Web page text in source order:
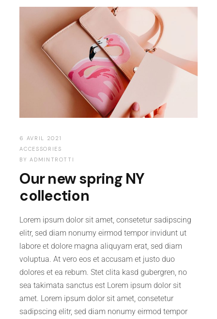
6 AVRIL 2021
ACCESSORIES
BY ADMINTROTTI
Our new spring NY
collection
Lorem ipsum dolor sit amet, consetetur sadipscing
elitr, sed diam nonumy eirmod tempor invidunt ut
labore et dolore magna aliquyam erat, sed diam
voluptua. At vero eos et accusam et justo duo
dolores et ea rebum. Stet clita kasd gubergren, no
sea takimata sanctus est Lorem ipsum dolor sit
amet. Lorem ipsum dolor sit amet, consetetur
sadipscing elitr, sed diam nonumy eirmod tempor